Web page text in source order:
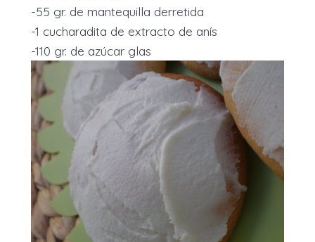
-55 gr. de mantequilla derretida
-1 cucharadita de extracto de anís
-110 gr. de azúcar glas